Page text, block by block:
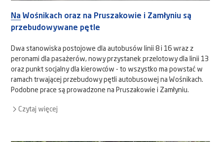
Na Wośnikach oraz na Pruszakowie i Zamłyniu są
przebudowywane pętle
Dwa stanowiska postojowe dla autobusów linii 8 i 16 wraz z
peronami dla pasażerów, nowy przystanek przelotowy dla linii 13
oraz punkt socjalny dla kierowców - to wszystko ma powstać w
ramach trwającej przebudowy pętli autobusowej na Wośnikach.
Podobne prace są prowadzone na Pruszakowie i Zamłyniu.
Czytaj więcej